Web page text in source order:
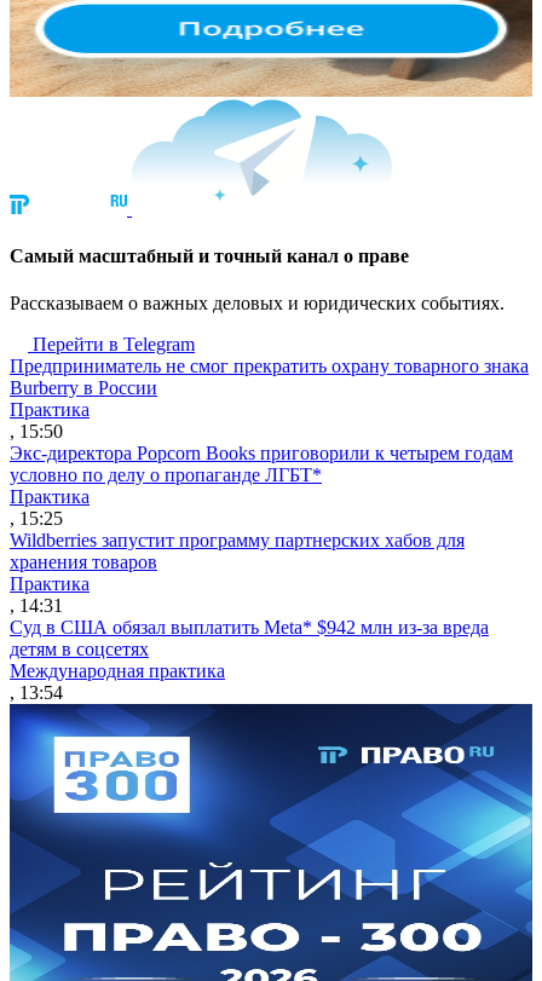
Cамый масштабный и точный канал о праве
Рассказываем о важных деловых и юридических событиях.
Перейти в Telegram
Предприниматель не смог прекратить охрану товарного знака
Burberry в России
Практика
, 15:50
Экс-директора Popcorn Books приговорили к четырем годам
условно по делу о пропаганде ЛГБТ*
Практика
, 15:25
Wildberries запустит программу партнерских хабов для
хранения товаров
Практика
, 14:31
Суд в США обязал выплатить Meta* $942 млн из-за вреда
детям в соцсетях
Международная практика
, 13:54